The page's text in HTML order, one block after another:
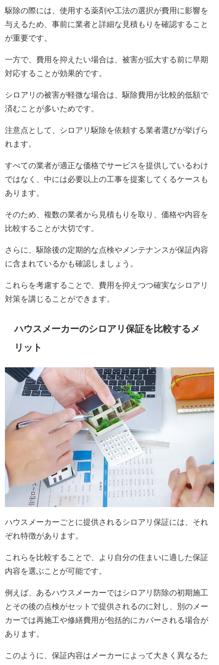
駆除の際には、使用する薬剤や工法の選択が費用に影響を
与えるため、事前に業者と詳細な見積もりを確認すること
が重要です。
一方で、費用を抑えたい場合は、被害が拡大する前に早期
対応することが効果的です。
シロアリの被害が軽微な場合は、駆除費用が比較的低額で
済むことが多いためです。
注意点として、シロアリ駆除を依頼する業者選びが挙げら
れます。
すべての業者が適正な価格でサービスを提供しているわけ
ではなく、中には必要以上の工事を提案してくるケースも
あります。
そのため、複数の業者から見積もりを取り、価格や内容を
比較することが大切です。
さらに、駆除後の定期的な点検やメンテナンスが保証内容
に含まれているかも確認しましょう。
これらを考慮することで、費用を抑えつつ確実なシロアリ
対策を講じることができます。
ハウスメーカーのシロアリ保証を比較するメ
リット
ハウスメーカーごとに提供されるシロアリ保証には、それ
ぞれ特徴があります。
これらを比較することで、より自分の住まいに適した保証
内容を選ぶことが可能です。
例えば、あるハウスメーカーではシロアリ防除の初期施工
とその後の点検がセットで提供されるのに対し、別のメー
カーでは再施工や修繕費用が包括的にカバーされる場合が
あります。
このように、保証内容はメーカーによって大きく異なるた